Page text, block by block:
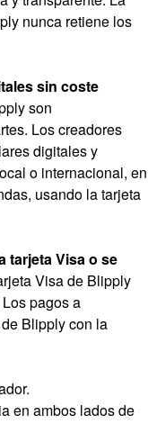
nunca retiene los
sin coste
son
Los creadores
digitales y
o internacional, en
usando la tarjeta
tarjeta Visa o se
Visa de Blipply
pagos a
Blipply con la
en ambos lados de